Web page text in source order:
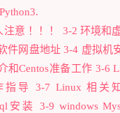
注意 ！！！ 3-2 环境和
件网盘地址 3-4 虚拟机
和Centos准备工作 3-6
指导 3-7 Linux 相关
安装 3-9 windows